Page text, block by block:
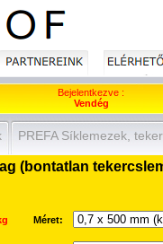
Bejelentkezve :
Vendég
PREFA Síklemezek,
(bontatlan
Méret: